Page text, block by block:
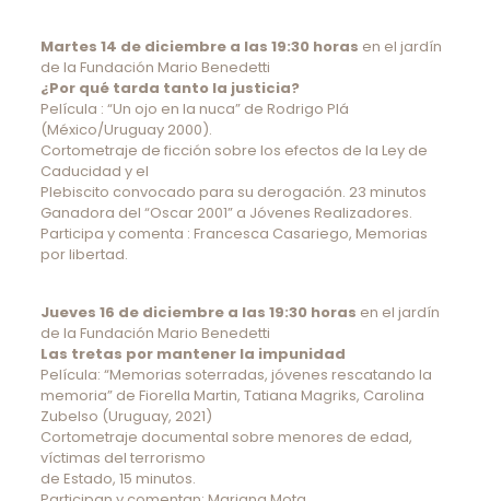
Martes 14 de diciembre a las 19:30 horas en el jardín
de la Fundación Mario Benedetti
¿Por qué tarda tanto la justicia?
Película : “Un ojo en la nuca” de Rodrigo Plá
(México/Uruguay 2000).
Cortometraje de ficción sobre los efectos de la Ley de
Caducidad y el
Plebiscito convocado para su derogación. 23 minutos
Ganadora del “Oscar 2001” a Jóvenes Realizadores.
Participa y comenta : Francesca Casariego, Memorias
por libertad.
Jueves 16 de diciembre a las 19:30 horas en el jardín
de la Fundación Mario Benedetti
Las tretas por mantener la impunidad
Película: “Memorias soterradas, jóvenes rescatando la
memoria” de Fiorella Martin, Tatiana Magriks, Carolina
Zubelso (Uruguay, 2021)
Cortometraje documental sobre menores de edad,
víctimas del terrorismo
de Estado, 15 minutos.